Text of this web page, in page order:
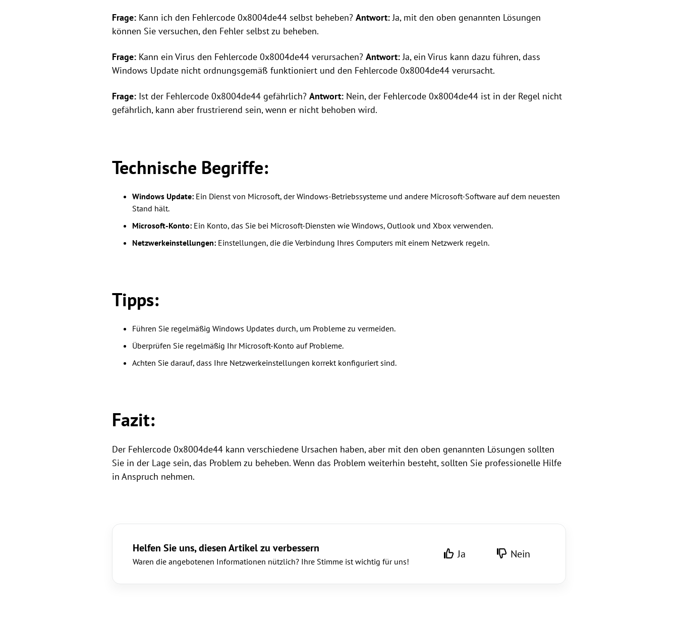
Frage: Kann ich den Fehlercode 0x8004de44 selbst beheben? Antwort:Ja, mit den oben genannten Lösungen
können Sie versuchen, den Fehler selbst zu beheben.
Frage: Kann ein Virus den Fehlercode 0x8004de44 verursachen? Antwort:Ja, ein Virus kann dazu führen, dass
Windows Update nicht ordnungsgemäß funktioniert und den Fehlercode 0x8004de44 verursacht.
Frage: Ist der Fehlercode 0x8004de44 gefährlich? Antwort: Nein, der Fehlercode 0x8004de44 ist in der Regel nicht
gefährlich, kann aber frustrierend sein, wenn er nicht behoben wird.
Technische Begriffe:
Windows Update: Ein Dienst von Microsoft, der Windows-Betriebssysteme und andere Microsoft-Software auf dem neuesten
Stand hält.
Microsoft-Konto: Ein Konto, das Sie bei Microsoft-Diensten wie Windows, Outlook und Xbox verwenden.
Netzwerkeinstellungen: Einstellungen, die die Verbindung Ihres Computers mit einem Netzwerk regeln.
Tipps:
Führen Sie regelmäßig Windows Updates durch, um Probleme zu vermeiden.
Überprüfen Sie regelmäßig Ihr Microsoft-Konto auf Probleme.
Achten Sie darauf, dass Ihre Netzwerkeinstellungen korrekt konfiguriert sind.
Fazit:
Der Fehlercode 0x8004de44 kann verschiedene Ursachen haben, aber mit den oben genannten Lösungen sollten
Sie in der Lage sein, das Problem zu beheben. Wenn das Problem weiterhin besteht, sollten Sie professionelle Hilfe
in Anspruch nehmen.
Helfen Sie uns, diesen Artikel zu verbessern
Waren die angebotenen Informationen nützlich? Ihre Stimme ist wichtig für uns!
Ja Nein